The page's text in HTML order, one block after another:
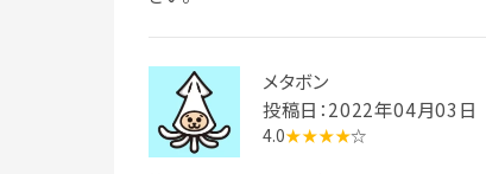
メタボン
投稿日：2022年04月03日
4.0★★★★☆